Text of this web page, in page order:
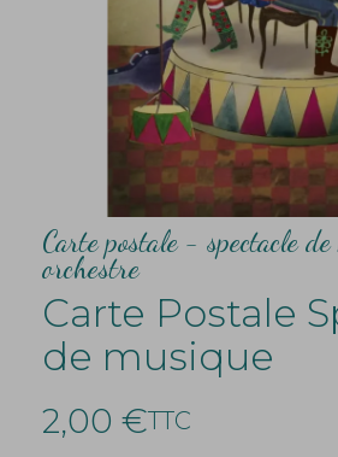
Carte postale - spectacle
orchestre
Carte Postale
de musique
2,00 €TTC